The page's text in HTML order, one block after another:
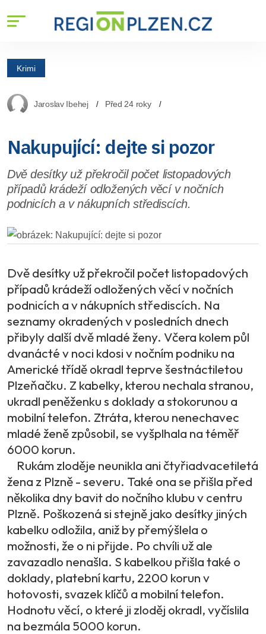
Krimi
Jaroslav Ibehej Před 24 roky
Nakupující: dejte si pozor
Dvě desítky už překročil počet listopadových
případů krádeží odložených věcí v nočních
podnicích a v nákupních střediscích.
Dvě desítky už překročil počet listopadových
případů krádeží odložených věcí v nočních
podnicích a v nákupních střediscích. Na
seznamy okradených v posledních dnech
přibyly další dvě mladé ženy. Včera kolem půl
dvanácté v noci kdosi v nočním podniku na
Americké třídě okradl teprve šestnáctiletou
Plzeňačku. Z kabelky, kterou nechala stranou,
ukradl peněženku s doklady a stokorunou a
mobilní telefon. Ztráta, kterou nenechavec
mladé ženě způsobil, se vyšplhala na téměř
6000 korun.
Rukám zloděje neunikla ani čtyřiadvacetiletá
žena z Plzně - severu. Také ona se přišla před
několika dny bavit do nočního klubu v centru
Plzně. Poškozená si stejně jako desítky jiných
kabelku odložila, aniž by přemýšlela o
možnosti, že o ni přijde. Po chvíli už ale
zavazadlo nenašla. S kabelkou přišla také o
doklady, platební kartu, 2200 korun v
hotovosti, svazek klíčů a mobilní telefon.
Hodnotu věcí, o které ji zloděj okradl, vyčíslila
na bezmála 5000 korun.